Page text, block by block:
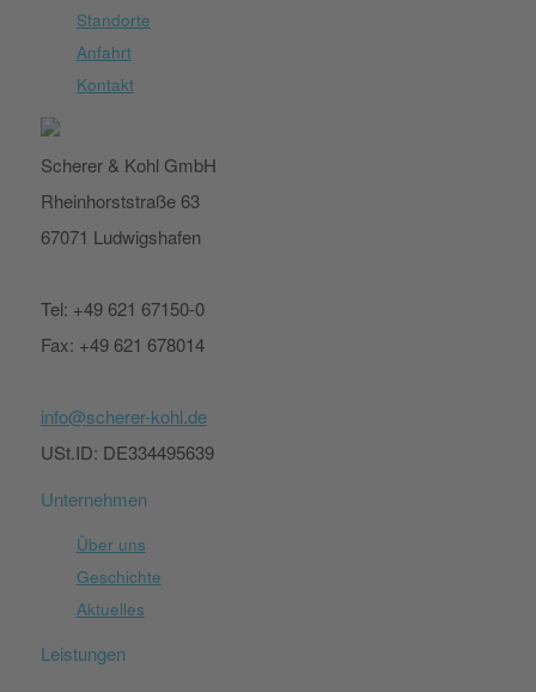
Standorte
Anfahrt
Kontakt
Scherer & Kohl GmbH
Rheinhorststraße 63
67071 Ludwigshafen
Tel: +49 621 67150-0
Fax: +49 621 678014
info@scherer-kohl.de
USt.ID: DE334495639
Unternehmen
Über uns
Geschichte
Aktuelles
Leistungen